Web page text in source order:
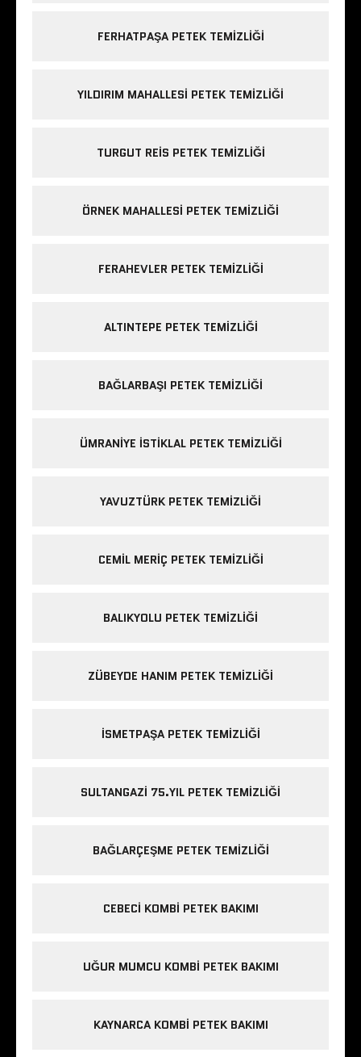
FERHATPAŞA PETEK TEMIZLIĞI
YILDIRIM MAHALLESI PETEK TEMIZLIĞI
TURGUT REIS PETEK TEMIZLIĞI
ÖRNEK MAHALLESI PETEK TEMIZLIĞI
FERAHEVLER PETEK TEMIZLIĞI
ALTINTEPE PETEK TEMIZLIĞI
BAĞLARBAŞI PETEK TEMIZLIĞI
ÜMRANIYE ISTIKLAL PETEK TEMIZLIĞI
YAVUZTÜRK PETEK TEMIZLIĞI
CEMIL MERIÇ PETEK TEMIZLIĞI
BALIKYOLU PETEK TEMIZLIĞI
ZÜBEYDE HANIM PETEK TEMIZLIĞI
ISMETPAŞA PETEK TEMIZLIĞI
SULTANGAZI 75.YIL PETEK TEMIZLIĞI
BAĞLARÇEŞME PETEK TEMIZLIĞI
CEBECI KOMBI PETEK BAKIMI
UĞUR MUMCU KOMBI PETEK BAKIMI
KAYNARCA KOMBI PETEK BAKIMI